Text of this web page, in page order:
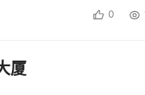
优势，百度与华清远见
以快速掌握如何正确利
0
厦